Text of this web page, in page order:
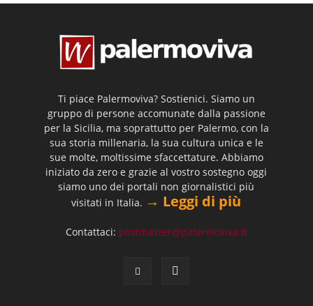
Ti piace Palermoviva? Sostienici. Siamo un
gruppo di persone accomunate dalla passione
per la Sicilia, ma soprattutto per Palermo, con la
sua storia millenaria, la sua cultura unica e le
sue molte, moltissime sfaccettature. Abbiamo
iniziato da zero e grazie al vostro sostegno oggi
siamo uno dei portali non giornalistici più
visitati in Italia. → Leggi di più
Contattaci: postmaster@palermoviva.it